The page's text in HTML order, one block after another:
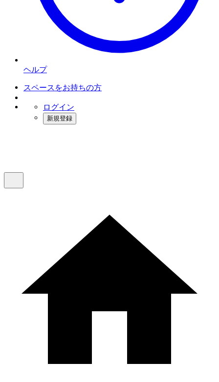
ヘルプ
スペースをお持ちの方
ログイン
新規登録